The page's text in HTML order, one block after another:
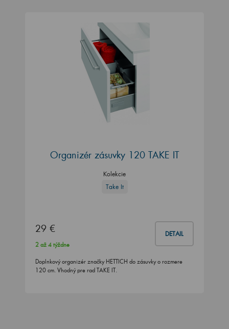
Organizér zásuvky 120 TAKE IT
Kolekcie
Take It
29 € DETAIL
2 až 4 týždne
Doplnkový organizér značky HETTICH do zásuvky o rozmere
120 cm. Vhodný pre rad TAKE IT.